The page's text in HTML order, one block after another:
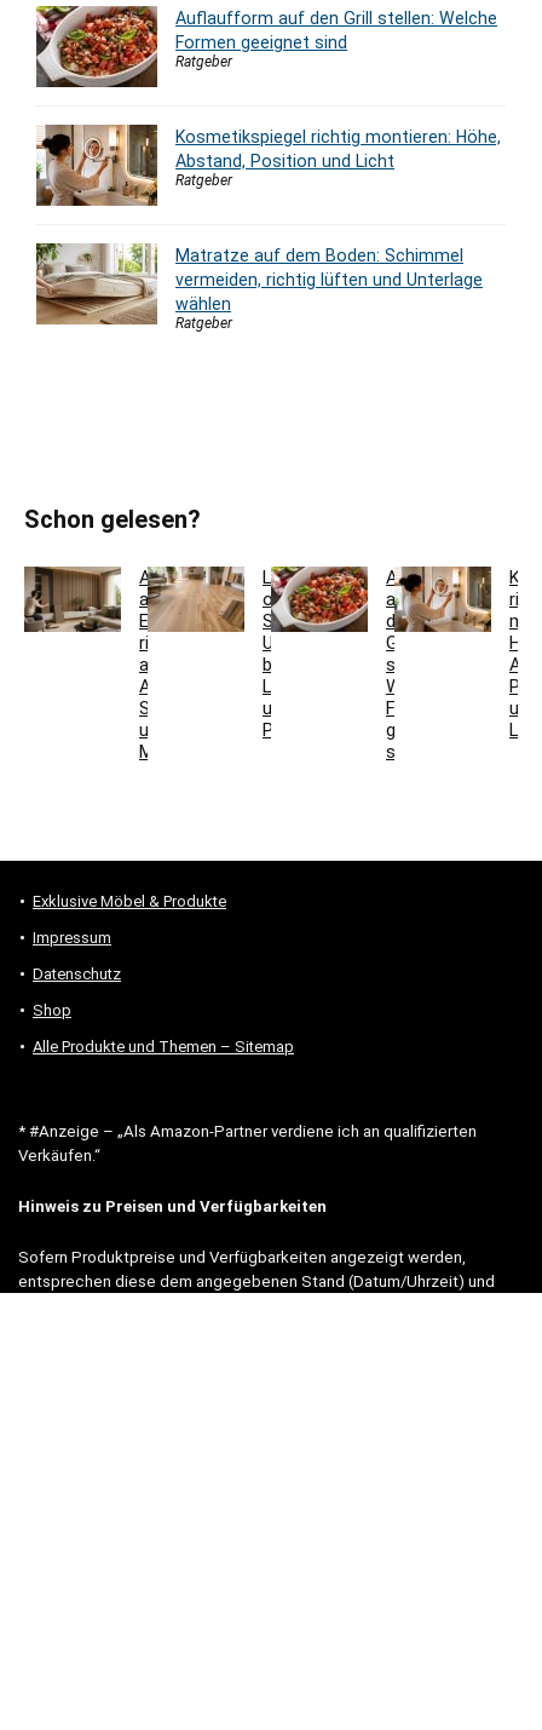
Auflaufform auf den Grill stellen: Welche
Formen geeignet sind
Ratgeber
Kosmetikspiegel richtig montieren: Höhe,
Abstand, Position und Licht
Ratgeber
Matratze auf dem Boden: Schimmel
vermeiden, richtig lüften und Unterlage
wählen
Ratgeber
Schon gelesen?
Akustikpaneele
aus
Eiche
richtig
auswählen:
Aufbau,
Schallwirkung
und
Montage
Landhausdiele
oder
Schiffsboden:
Unterschiede
bei
Laminat
und
Parkett
Auflaufform
auf
den
Grill
stellen:
Welche
Formen
geeignet
sind
und
Exklusive Möbel & Produkte
Impressum
Datenschutz
Shop
Alle Produkte und Themen – Sitemap
* #Anzeige – „Als Amazon-Partner verdiene ich an qualifizierten
Verkäufen.“
Hinweis zu Preisen und Verfügbarkeiten
Sofern Produktpreise und Verfügbarkeiten angezeigt werden,
entsprechen diese dem angegebenen Stand (Datum/Uhrzeit) und